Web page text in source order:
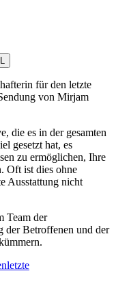
für den letzte
von Mirjam
die es in der gesamten
gesetzt hat, es
zu ermöglichen, Ihre
Oft ist dies ohne
Ausstattung nicht
Team der
der Betroffenen und der
letzte